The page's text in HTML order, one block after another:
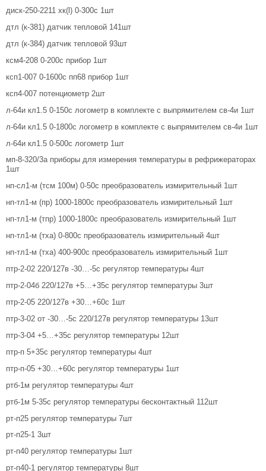
диск-250-2211 хк(l) 0-300с 1шт
дтл (к-381) датчик тепловой 141шт
дтл (к-384) датчик тепловой 93шт
ксм4-208 0-200с прибор 1шт
ксп1-007 0-1600с пп68 прибор 1шт
ксп4-007 потенциометр 2шт
л-64и кл1.5 0-150с логометр в комплекте с выпрямителем св-4и 1шт
л-64и кл1.5 0-1800с логометр в комплекте с выпрямителем св-4и 1шт
л-64и кл1.5 0-500с логометр 1шт
мп-8-320/3а приборы для измерения температуры в рефрижераторах
1шт
нп-сл1-м (тсм 100м) 0-50с преобразователь измирительный 1шт
нп-тл1-м (пр) 1000-1800с преобразователь измирительный 1шт
нп-тл1-м (тпр) 1000-1800с преобразователь измирительный 1шт
нп-тл1-м (тха) 0-800с преобразователь измирительный 4шт
нп-тл1-м (тха) 400-900с преобразователь измирительный 1шт
птр-2-02 220/127в -30…-5с регулятор температуры 4шт
птр-2-04б 220/127в +5…+35с регулятор температуры 3шт
птр-2-05 220/127в +30…+60с 1шт
птр-3-02 от -30…-5с 220/127в регулятор температуры 13шт
птр-3-04 +5…+35с регулятор температуры 12шт
птр-п 5+35с регулятор температуры 4шт
птр-п-05 +30…+60с регулятор температуры 1шт
ртб-1м регулятор температуры 4шт
ртб-1м 5-35с регулятор температуры бесконтактный 112шт
рт-п25 регулятор температуры 7шт
рт-п25-1 3шт
рт-п40 регулятор температуры 1шт
рт-п40-1 регулятор температуры 8шт